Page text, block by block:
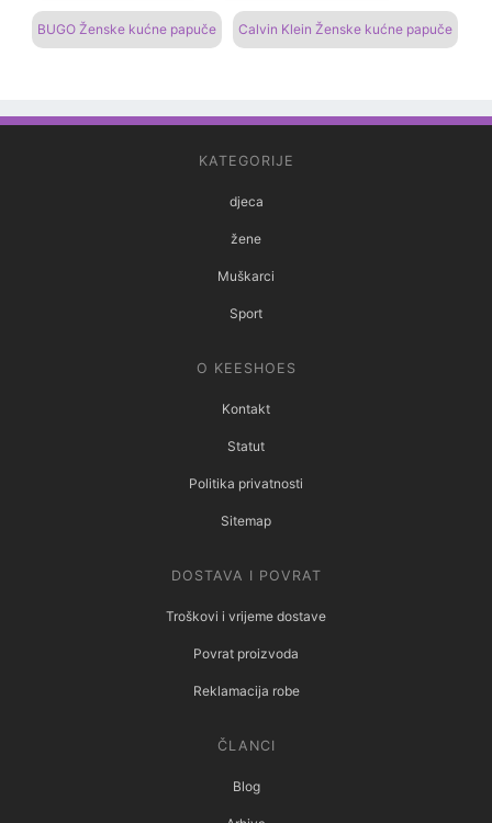
BUGO Ženske kućne papuče Calvin Klein Ženske kućne papuče
KATEGORIJE
djeca
žene
Muškarci
Sport
O KEESHOES
Kontakt
Statut
Politika privatnosti
Sitemap
DOSTAVA I POVRAT
Troškovi i vrijeme dostave
Povrat proizvoda
Reklamacija robe
ČLANCI
Blog